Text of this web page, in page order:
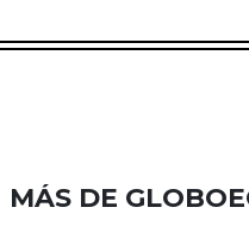
MÁS DE